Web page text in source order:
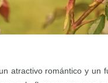
atractivo romántico y un